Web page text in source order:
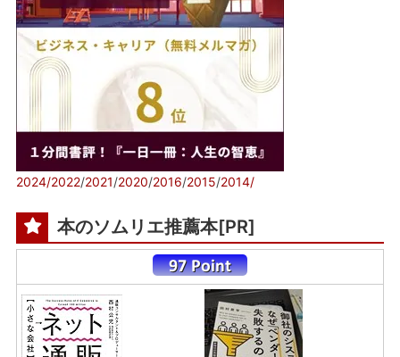
2024/2022/2021/2020/2016/2015/2014/
本のソムリエ推薦本[PR]